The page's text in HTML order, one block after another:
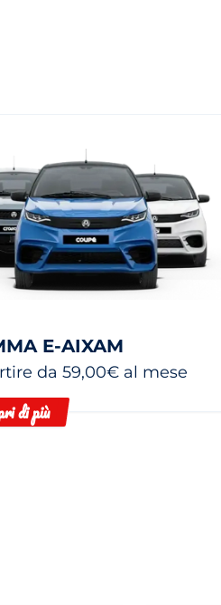
E-AIXAM
da 59,00€ al mese
di più